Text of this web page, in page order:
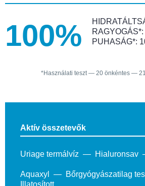
100%
PUHASÁG*:
*Használati teszt — 20 önkéntes —
Aktív összetevők
Uriage termálvíz Hialuronsav
Aquaxyl
Bőrgyógyászatilag